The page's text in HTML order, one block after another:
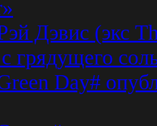
Дэвис (экс
грядущего
Day#